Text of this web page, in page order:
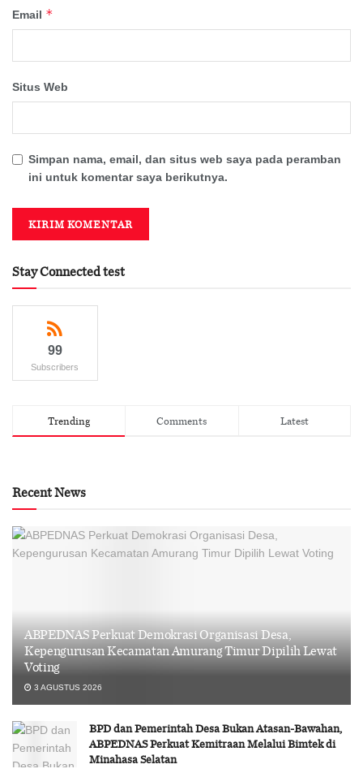
Email *
Situs Web
Simpan nama, email, dan situs web saya pada peramban
ini untuk komentar saya berikutnya.
Stay Connected test
99
Subscribers
Trending Comments Latest
Recent News
ABPEDNAS Perkuat Demokrasi Organisasi Desa,
Kepengurusan Kecamatan Amurang Timur Dipilih Lewat
Voting
3 AGUSTUS 2026
BPD dan Pemerintah Desa Bukan Atasan-Bawahan,
ABPEDNAS Perkuat Kemitraan Melalui Bimtek di
Minahasa Selatan